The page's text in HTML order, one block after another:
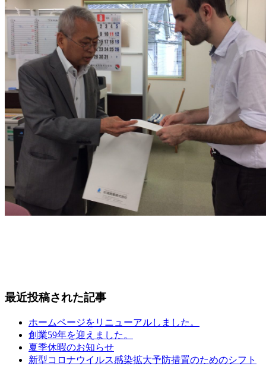
最近投稿された記事
ホームページをリニューアルしました。
創業59年を迎えました。
夏季休暇のお知らせ
新型コロナウイルス感染拡大予防措置のためのシフト